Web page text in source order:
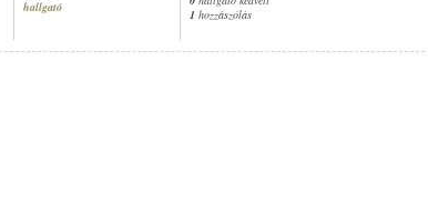
hallgató
1 hozzászólás